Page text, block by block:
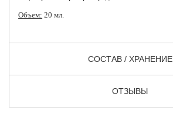
Объем: 20 мл.
СОСТАВ / ХРАНЕНИЕ
ОТЗЫВЫ